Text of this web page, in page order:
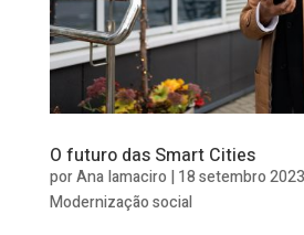
O futuro das Smart Cities
porAna Iamaciro |18 setembro 2023
Modernização social